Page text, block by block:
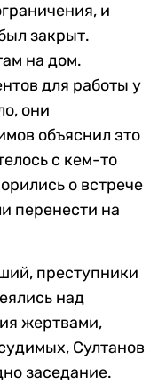
и
закрыт.
на дом.
для работы у
они
объяснил это
с кем-то
о встрече
перенести на
преступники
над
жертвами,
Султанов
заседание.